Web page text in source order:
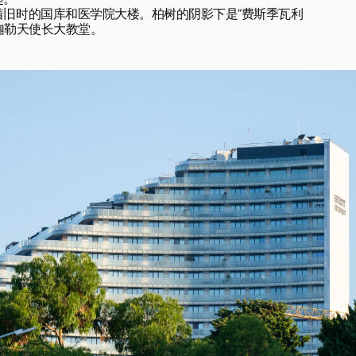
时的国库和医学院大楼。柏树的阴影下是“费斯季瓦利
天使长大教堂。